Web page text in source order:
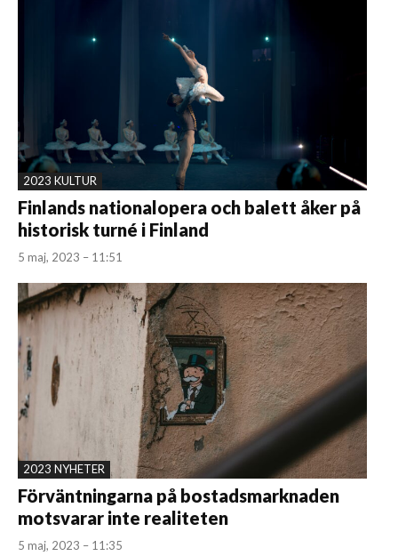
2023 KULTUR
Finlands nationalopera och balett åker på
historisk turné i Finland
5 maj, 2023 – 11:51
2023 NYHETER
Förväntningarna på bostadsmarknaden
motsvarar inte realiteten
5 maj, 2023 – 11:35